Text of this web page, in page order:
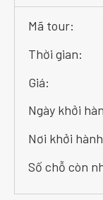
Mã tour:
Thời gian:
Giá:
Ngày khởi
Nơi khởi
Số chỗ còn